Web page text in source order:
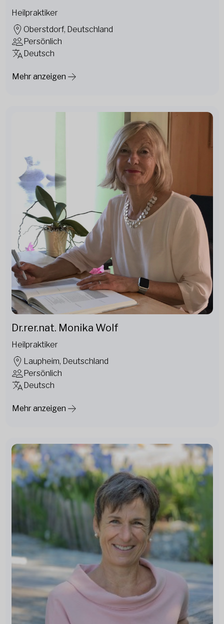
Heilpraktiker
Oberstdorf, Deutschland
Persönlich
Deutsch
Mehr anzeigen
Dr.rer.nat. Monika Wolf
Heilpraktiker
Laupheim, Deutschland
Persönlich
Deutsch
Mehr anzeigen